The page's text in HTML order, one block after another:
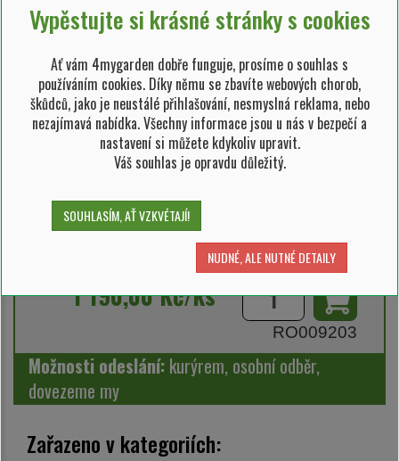
rostlina v květináči 5 l
průměr rostliny 20-30 cm
SKLADEM 2 ks
1 190,00 Kč/ks
RO009203
Možnosti odeslání: kurýrem, osobní odběr,
dovezeme my
Zařazeno v kategoriích:
Vypěstujte si krásné stránky s cookies
Ať vám 4mygarden dobře funguje, prosíme o souhlas s
používáním cookies. Díky němu se zbavíte webových chorob,
škůdců, jako je neustálé přihlašování, nesmyslná reklama, nebo
nezajímavá nabídka. Všechny informace jsou u nás v bezpečí a
nastavení si můžete kdykoliv upravit.
Váš souhlas je opravdu důležitý.
SOUHLASÍM, AŤ VZKVÉTAJÍ!
NUDNÉ, ALE NUTNÉ DETAILY